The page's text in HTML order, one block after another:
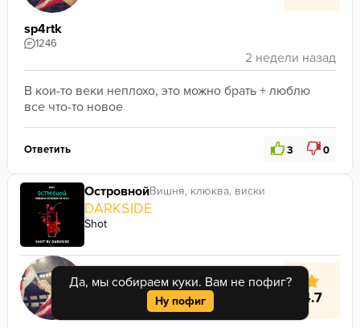
Да, мы собираем куки. Вам не пофиг?
Ну пофиг
sp4rtk
1246
В кои-то веки неплохо, это можно брать + люблю
все что-то новое
Ответить 3 0
ОстровнойВишня, клюква, виски
DARKSIDE
Shot
4.7